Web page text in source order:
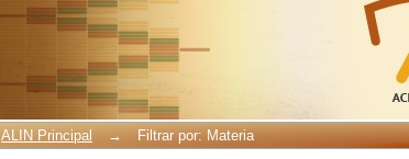
ALIN Principal →
Filtrar por: Materia